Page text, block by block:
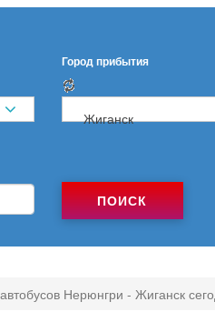
Город прибытия
Жиганск
ПОИСК
Нерюнгри - Жиганск